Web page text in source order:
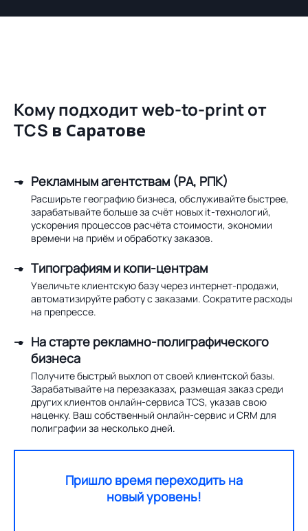
Кому подходит web-to-print от
TCS в Саратове
Рекламным агентствам (РА, РПК)
Расширьте географию бизнеса, обслуживайте быстрее,
зарабатывайте больше за счёт новых it-технологий,
ускорения процессов расчёта стоимости, экономии
времени на приём и обработку заказов.
Типографиям и копи-центрам
Увеличьте клиентскую базу через интернет-продажи,
автоматизируйте работу с заказами. Сократите расходы
на препрессе.
На старте рекламно-полиграфического
бизнеса
Получите быстрый выхлоп от своей клиентской базы.
Зарабатывайте на перезаказах, размещая заказ среди
других клиентов онлайн-сервиса TCS, указав свою
наценку. Ваш собственный онлайн-сервис и CRM для
полиграфии за несколько дней.
Пришло время переходить на
новый уровень!